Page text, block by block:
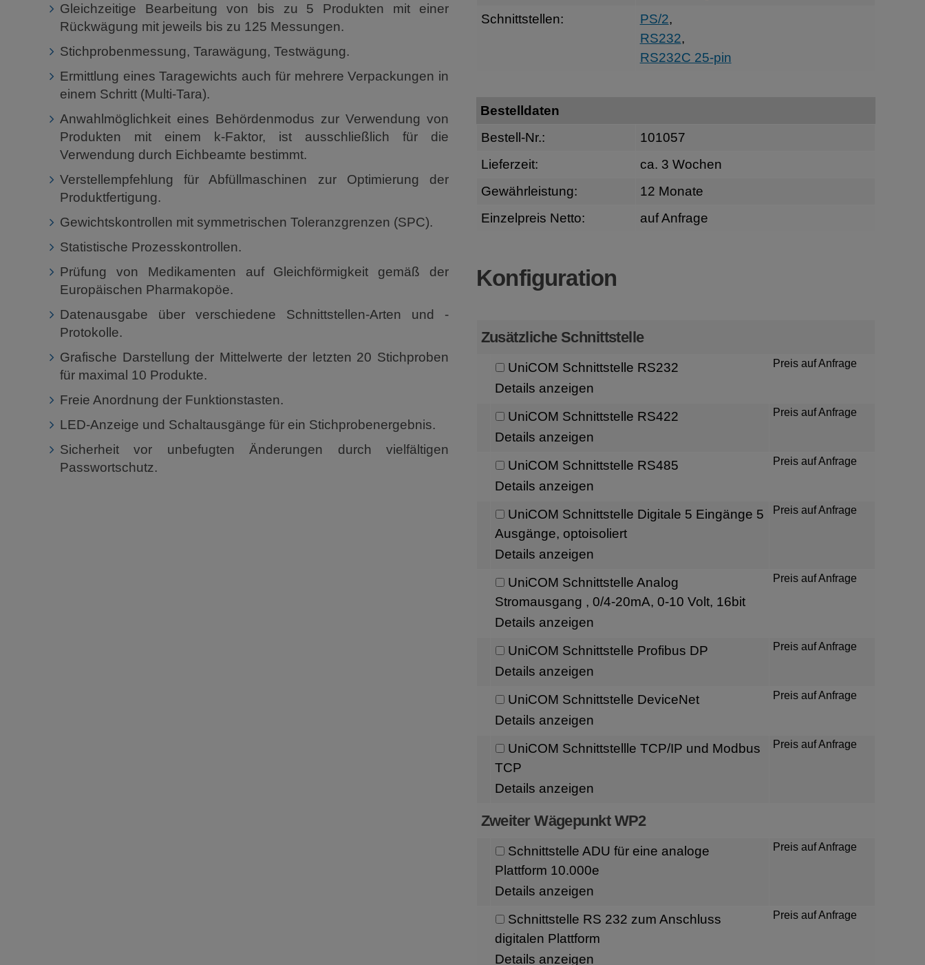
Gleichzeitige Bearbeitung von bis zu 5 Produkten mit einer
Rückwägung mit jeweils bis zu 125 Messungen.
Stichprobenmessung, Tarawägung, Testwägung.
Ermittlung eines Taragewichts auch für mehrere Verpackungen in
einem Schritt (Multi-Tara).
Anwahlmöglichkeit eines Behördenmodus zur Verwendung von
Produkten mit einem k-Faktor, ist ausschließlich für die
Verwendung durch Eichbeamte bestimmt.
Verstellempfehlung für Abfüllmaschinen zur Optimierung der
Produktfertigung.
Gewichtskontrollen mit symmetrischen Toleranzgrenzen (SPC).
Statistische Prozesskontrollen.
Prüfung von Medikamenten auf Gleichförmigkeit gemäß der
Europäischen Pharmakopöe.
Datenausgabe über verschiedene Schnittstellen-Arten und -
Protokolle.
Grafische Darstellung der Mittelwerte der letzten 20 Stichproben
für maximal 10 Produkte.
Freie Anordnung der Funktionstasten.
LED-Anzeige und Schaltausgänge für ein Stichprobenergebnis.
Sicherheit vor unbefugten Änderungen durch vielfältigen
Passwortschutz.
Schnittstellen:
PS/2,
RS232,
RS232C 25-pin
Bestelldaten
Bestell-Nr.:
101057
Lieferzeit:
ca. 3 Wochen
Gewährleistung:
12 Monate
Einzelpreis Netto:
auf Anfrage
Konfiguration
Zusätzliche Schnittstelle
UniCOM Schnittstelle RS232
Details anzeigen
Preis auf Anfrage
UniCOM Schnittstelle RS422
Details anzeigen
Preis auf Anfrage
UniCOM Schnittstelle RS485
Details anzeigen
Preis auf Anfrage
UniCOM Schnittstelle Digitale 5 Eingänge 5
Ausgänge, optoisoliert
Details anzeigen
Preis auf Anfrage
UniCOM Schnittstelle Analog
Stromausgang , 0/4-20mA, 0-10 Volt, 16bit
Details anzeigen
Preis auf Anfrage
UniCOM Schnittstelle Profibus DP
Details anzeigen
Preis auf Anfrage
UniCOM Schnittstelle DeviceNet
Details anzeigen
Preis auf Anfrage
UniCOM Schnittstellle TCP/IP und Modbus
TCP
Details anzeigen
Preis auf Anfrage
Zweiter Wägepunkt WP2
Schnittstelle ADU für eine analoge
Plattform 10.000e
Details anzeigen
Preis auf Anfrage
Schnittstelle RS 232 zum Anschluss
digitalen Plattform
Details anzeigen
Preis auf Anfrage